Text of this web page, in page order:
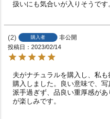
2 購入者
非公開
投稿日
2023/02/14
夫がナチュラルを購入し、私
購入しました。良い意味で、
派手過ぎず、品良い重厚感が
が楽しみです。